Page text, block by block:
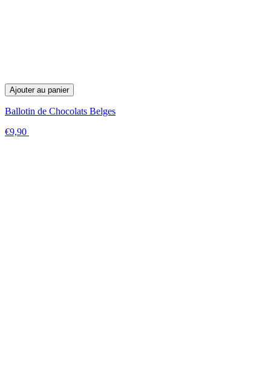
Ajouter au panier
Ballotin de Chocolats Belges
€9,90